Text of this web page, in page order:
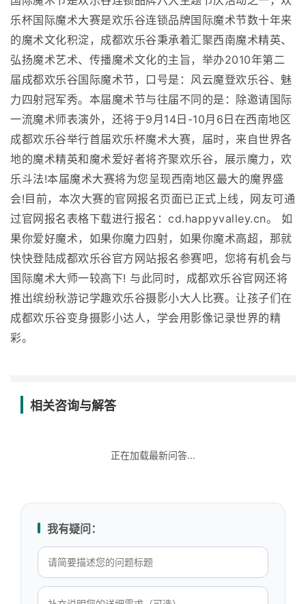
乐杯国际魔术大赛是欢乐谷连锁品牌国际魔术节数十年来
的魔术文化积淀，成都欢乐谷秉承着汇聚西南魔术精英、
弘扬魔术艺术、传播魔术文化的主旨，举办2010年第二
届成都欢乐谷国际魔术节，口号是：风云魔登欢乐谷、魅
力四射冠军秀。本届魔术节与往届不同的是：除邀请国际
一流魔术师表演外，还将于9月14日-10月6日在西南地区
成都欢乐谷举行首届欢乐杯魔术大赛，届时，来自世界各
地的魔术精英和魔术爱好者将齐聚欢乐谷，展示魔力，欢
乐斗法!本届魔术大赛将为您呈现西南地区最大的魔界盛
会!目前，本次大赛的官网报名页面已正式上线，网友可通
过官网报名表格下载进行报名：cd.happyvalley.cn。 如
果你爱好魔术，如果你魔力四射，如果你魔术高超，那就
快快登陆成都欢乐谷官方网站报名参赛吧，您将有机会与
国际魔术大师一较高下! 与此同时，成都欢乐谷官网还将
推出缤纷秋游记学趣欢乐谷摄影小大人比赛。让孩子们在
成都欢乐谷变身摄影小达人，学会用影像记录世界的精
彩。
相关咨询与解答
正在加载最新问答...
我有疑问：